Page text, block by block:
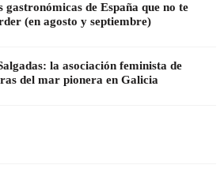
gastronómicas de España que no te
(en agosto y septiembre)
la asociación feminista de
del mar pionera en Galicia